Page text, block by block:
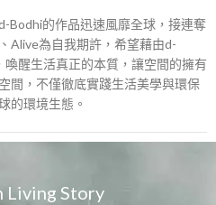
Bodhi的作品迅速風靡全球，接連奪
Alive為自我期許，希望藉由d-
醒生活真正的本質，讓空間的擁有
間，不僅徹底實踐生活美學與環保
的環境生態。
Living Story